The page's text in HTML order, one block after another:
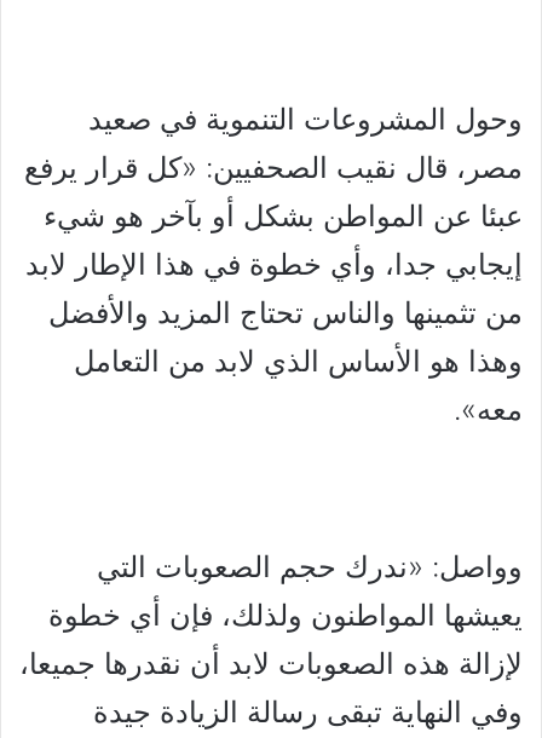
وحول المشروعات التنموية في صعيد
مصر، قال نقيب الصحفيين: «كل قرار يرفع
عبئا عن المواطن بشكل أو بآخر هو شيء
إيجابي جدا، وأي خطوة في هذا الإطار لابد
من تثمينها والناس تحتاج المزيد والأفضل
وهذا هو الأساس الذي لابد من التعامل
معه».
وواصل: «ندرك حجم الصعوبات التي
يعيشها المواطنون ولذلك، فإن أي خطوة
لإزالة هذه الصعوبات لابد أن نقدرها جميعا،
وفي النهاية تبقى رسالة الزيادة جيدة